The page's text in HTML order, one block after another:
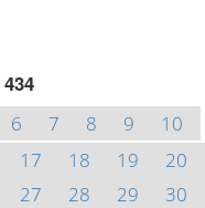
434
6 7 8 9
10
17 18 19
20
27 28 29
30